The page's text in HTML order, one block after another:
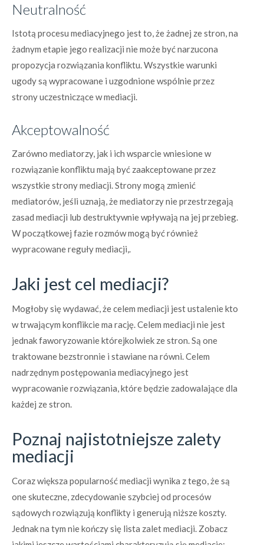
Neutralność
Istotą procesu mediacyjnego jest to, że żadnej ze stron, na
żadnym etapie jego realizacji nie może być narzucona
propozycja rozwiązania konfliktu. Wszystkie warunki
ugody są wypracowane i uzgodnione wspólnie przez
strony uczestniczące w mediacji.
Akceptowalność
Zarówno mediatorzy, jak i ich wsparcie wniesione w
rozwiązanie konfliktu mają być zaakceptowane przez
wszystkie strony mediacji. Strony mogą zmienić
mediatorów, jeśli uznają, że mediatorzy nie przestrzegają
zasad mediacji lub destruktywnie wpływają na jej przebieg.
W początkowej fazie rozmów mogą być również
wypracowane reguły mediacji,.
Jaki jest cel mediacji?
Mogłoby się wydawać, że celem mediacji jest ustalenie kto
w trwającym konflikcie ma rację. Celem mediacji nie jest
jednak faworyzowanie którejkolwiek ze stron. Są one
traktowane bezstronnie i stawiane na równi. Celem
nadrzędnym postępowania mediacyjnego jest
wypracowanie rozwiązania, które będzie zadowalające dla
każdej ze stron.
Poznaj najistotniejsze zalety
mediacji
Coraz większa popularność mediacji wynika z tego, że są
one skuteczne, zdecydowanie szybciej od procesów
sądowych rozwiązują konflikty i generują niższe koszty.
Jednak na tym nie kończy się lista zalet mediacji. Zobacz